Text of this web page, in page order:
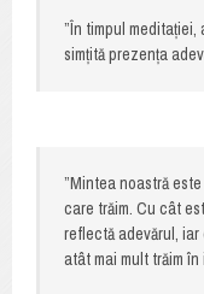
”În timpul
simțită prezența
”Mintea noastră
care trăim. Cu cât
reflectă adevărul,
atât mai mult trăim în